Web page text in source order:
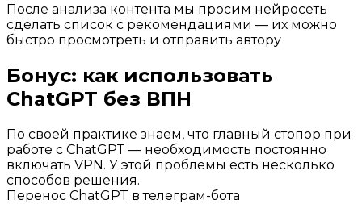
После анализа контента мы просим нейросеть
сделать список с рекомендациями — их можно
быстро просмотреть и отправить автору
Бонус: как использовать
ChatGPT без ВПН
По своей практике знаем, что главный стопор при
работе с ChatGPT — необходимость постоянно
включать VPN. У этой проблемы есть несколько
способов решения.
Перенос ChatGPT в телеграм-бота